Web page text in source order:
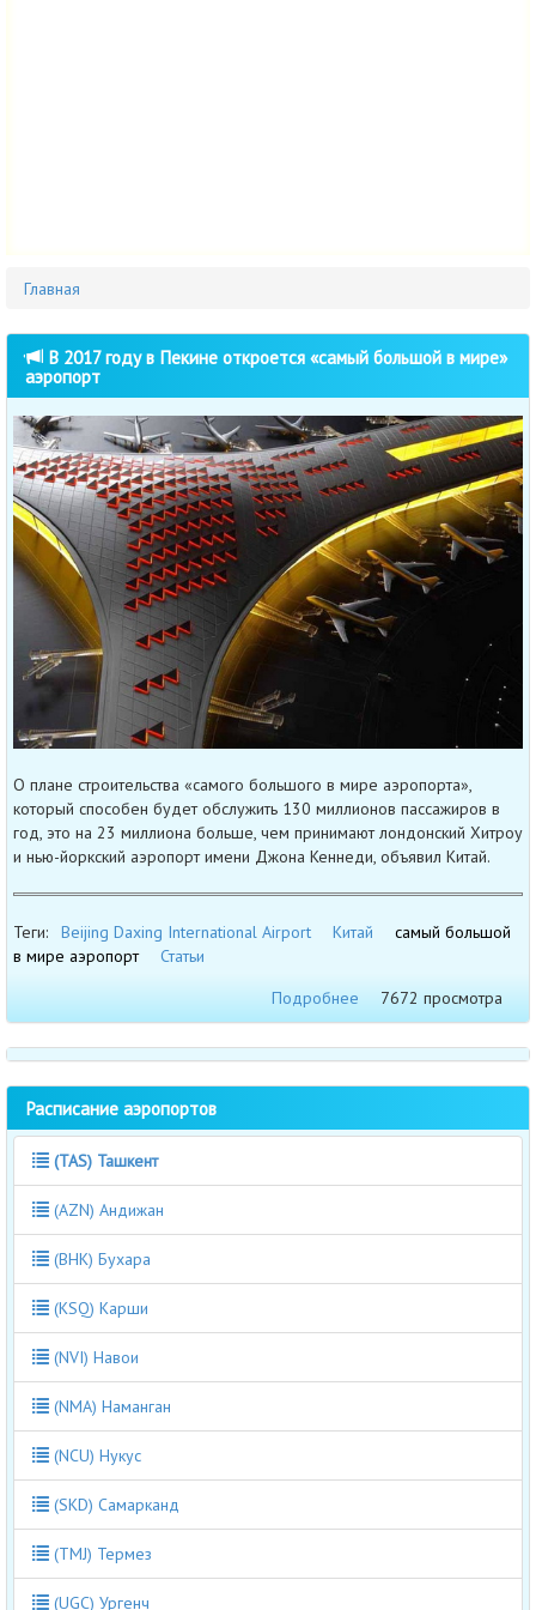
Главная
В 2017 году в Пекине откроется «самый большой в мире»
аэропорт
О плане строительства «самого большого в мире аэропорта»,
который способен будет обслужить 130 миллионов пассажиров в
год, это на 23 миллиона больше, чем принимают лондонский Хитроу
и нью-йоркский аэропорт имени Джона Кеннеди, объявил Китай.
Теги: Beijing Daxing International Airport Китай
самый большой
в мире аэропорт
Статьи
Подробнее
7672 просмотра
Расписание аэропортов
(TAS) Ташкент
(AZN) Андижан
(BHK) Бухара
(KSQ) Карши
(NVI) Навои
(NMA) Наманган
(NCU) Нукус
(SKD) Самарканд
(TMJ) Термез
(UGC) Ургенч